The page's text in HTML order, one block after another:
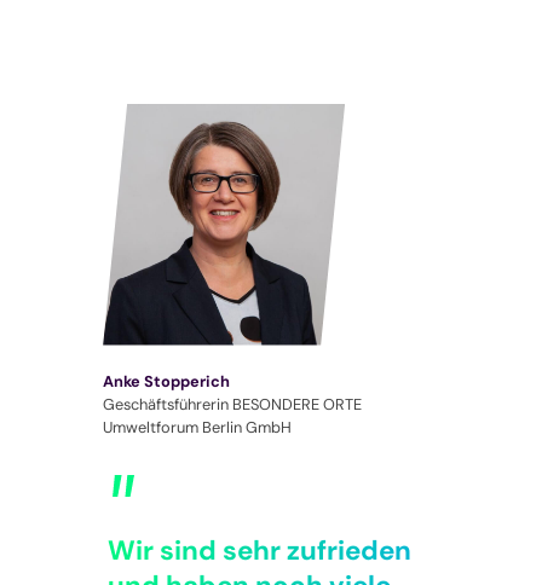
Wir sind sehr zufrieden
Anke Stopperich
Geschäftsführerin BESONDERE ORTE
Umweltforum Berlin GmbH